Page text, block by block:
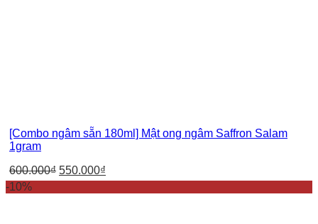
[Combo ngâm sẵn 180ml] Mật ong ngâm Saffron Salam
1gram
600.000₫ 550.000₫
-10%